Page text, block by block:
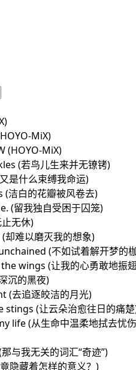
MiX)
(HOYO-MiX)
(若鸟儿生来并无镣铐)
是什么束缚我命运)
洁白的花瓣被风卷去)
(留我独自受困于囚笼)
无休)
难以磨灭我的想象)
(不如试着解开梦的
wings (让我的心勇敢地振
沉的黑夜)
去追逐皎洁的月光)
(让云朵治愈往日的痛
life (从生命中温柔地拭去忧
与我无关的词汇“奇迹”)
隐藏着怎样的意义？)